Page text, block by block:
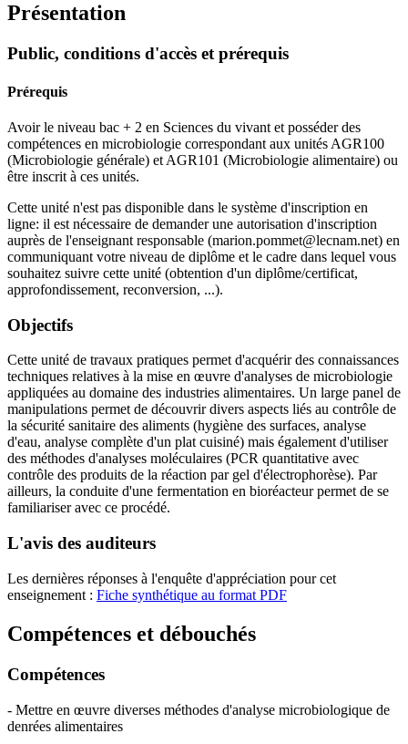
Présentation
Public, conditions d'accès et prérequis
Prérequis
Avoir le niveau bac + 2 en Sciences du vivant et posséder des
compétences en microbiologie correspondant aux unités AGR100
(Microbiologie générale) et AGR101 (Microbiologie alimentaire) ou
être inscrit à ces unités.
Cette unité n'est pas disponible dans le système d'inscription en
ligne: il est nécessaire de demander une autorisation d'inscription
auprès de l'enseignant responsable (marion.pommet@lecnam.net) en
communiquant votre niveau de diplôme et le cadre dans lequel vous
souhaitez suivre cette unité (obtention d'un diplôme/certificat,
approfondissement, reconversion, ...).
Objectifs
Cette unité de travaux pratiques permet d'acquérir des connaissances
techniques relatives à la mise en œuvre d'analyses de microbiologie
appliquées au domaine des industries alimentaires. Un large panel de
manipulations permet de découvrir divers aspects liés au contrôle de
la sécurité sanitaire des aliments (hygiène des surfaces, analyse
d'eau, analyse complète d'un plat cuisiné) mais également d'utiliser
des méthodes d'analyses moléculaires (PCR quantitative avec
contrôle des produits de la réaction par gel d'électrophorèse). Par
ailleurs, la conduite d'une fermentation en bioréacteur permet de se
familiariser avec ce procédé.
L'avis des auditeurs
Les dernières réponses à l'enquête d'appréciation pour cet
enseignement : Fiche synthétique au format PDF
Compétences et débouchés
Compétences
- Mettre en œuvre diverses méthodes d'analyse microbiologique de
denrées alimentaires